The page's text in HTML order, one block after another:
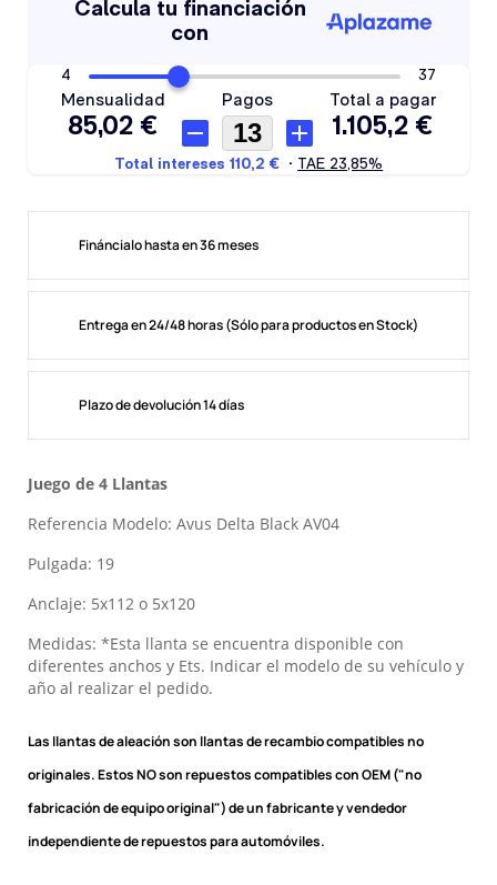
Fináncialo hasta en 36 meses
Entrega en 24/48 horas (Sólo para productos en Stock)
Plazo de devolución 14 días
Juego de 4 Llantas
Referencia Modelo: Avus Delta Black AV04
Pulgada: 19
Anclaje: 5x112 o 5x120
Medidas: *Esta llanta se encuentra disponible con
diferentes anchos y Ets. Indicar el modelo de su vehículo y
año al realizar el pedido.
Las llantas de aleación son llantas de recambio compatibles no
originales.Estos NO son repuestos compatibles con OEM ("no
fabricación de equipo original") de un fabricante y vendedor
independiente de repuestos para automóviles.